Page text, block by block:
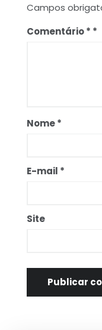
Campos
Comentário*
Nome*
E-mail *
Site